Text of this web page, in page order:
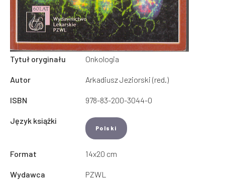
Tytuł oryginału Onkologia
Autor Arkadiusz Jeziorski (red.)
ISBN 978-83-200-3044-0
Język książki
Polski
Format 14x20 cm
Wydawca PZWL